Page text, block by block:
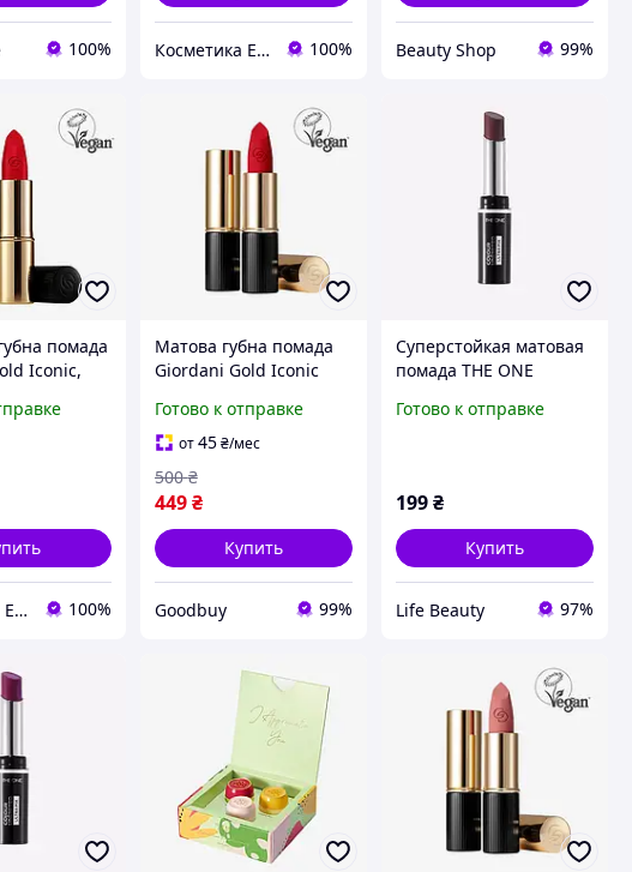
100% Косметика Ейвон та Оріфлейм 100% Beauty Shop 99%
помада
Iconic,
Косметика Ейвон та Оріфлейм 100%
Матова губна помада
Giordani Gold Iconic
Червоний 42668
Готово к отправке
от45 ₴/мес
449 ₴
500 ₴
Купить
Goodbuy 99%
Суперстойкая матовая
помада THE ONE
Unlimited Ultra Fix
Готово к отправке
199₴
Купить
Life Beauty 97%